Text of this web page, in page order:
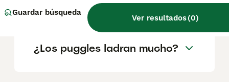
Guardar búsqueda
Ver resultados(0)
¿Dónde debe dormir un pug?
¿Los puggles ladran mucho?